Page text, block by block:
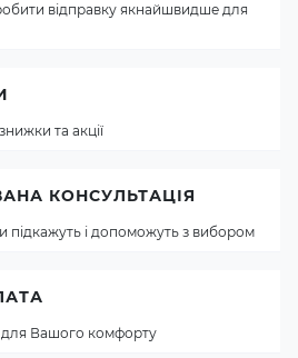
відправку якнайшвидше для
та акції
КОНСУЛЬТАЦІЯ
і допоможуть з вибором
для Вашого комфорту